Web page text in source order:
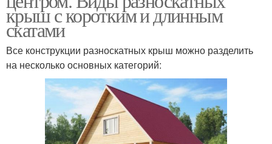
крыш с коротким и длинным
скатами
Все конструкции разноскатных крыш можно разделить
на несколько основных категорий: